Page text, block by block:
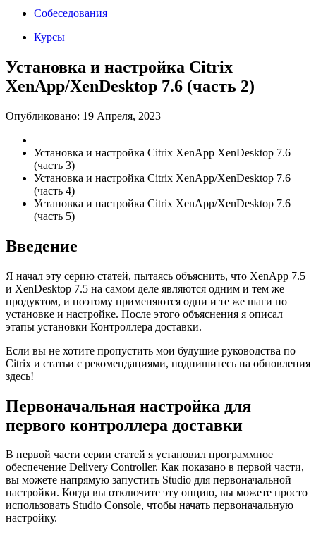
Собеседования
Курсы
Установка и настройка Citrix
XenApp/XenDesktop 7.6 (часть 2)
Опубликовано: 19 Апреля, 2023
Установка и настройка Citrix XenApp XenDesktop 7.6
(часть 3)
Установка и настройка Citrix XenApp/XenDesktop 7.6
(часть 4)
Установка и настройка Citrix XenApp/XenDesktop 7.6
(часть 5)
Введение
Я начал эту серию статей, пытаясь объяснить, что XenApp 7.5
и XenDesktop 7.5 на самом деле являются одним и тем же
продуктом, и поэтому применяются одни и те же шаги по
установке и настройке. После этого объяснения я описал
этапы установки Контроллера доставки.
Если вы не хотите пропустить мои будущие руководства по
Citrix и статьи с рекомендациями, подпишитесь на обновления
здесь!
Первоначальная настройка для
первого контроллера доставки
В первой части серии статей я установил программное
обеспечение Delivery Controller. Как показано в первой части,
вы можете напрямую запустить Studio для первоначальной
настройки. Когда вы отключите эту опцию, вы можете просто
использовать Studio Console, чтобы начать первоначальную
настройку.